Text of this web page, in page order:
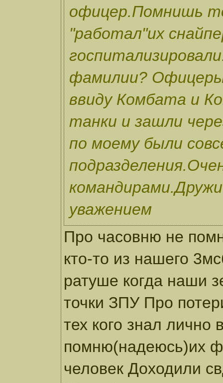
офицер.Помнишь
"работал"их
фамилии?
ввиду Комбата и
танки и зашли
по моему были
уважением
Про часовню не
кто-то из нашего
ратуше когда наши
точки ЗПУ Про
тех кого знал лично
помню(надеюсь)их
человек Доходили